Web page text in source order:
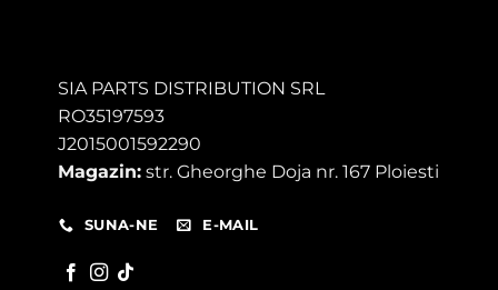
SIA PARTS DISTRIBUTION SRL
RO35197593
J2015001592290
Magazin: str. Gheorghe Doja nr. 167 Ploiesti
SUNA-NE E-MAIL